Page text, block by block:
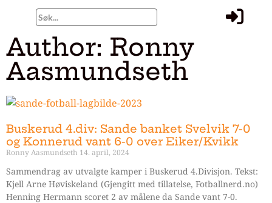
Author: Ronny
Aasmundseth
Buskerud 4.div: Sande banket Svelvik 7-0
og Konnerud vant 6-0 over Eiker/Kvikk
Ronny Aasmundseth 14. april, 2024
Sammendrag av utvalgte kamper i Buskerud 4.Divisjon. Tekst:
Kjell Arne Høviskeland (Gjengitt med tillatelse, Fotballnerd.no)
Henning Hermann scoret 2 av målene da Sande vant 7-0.